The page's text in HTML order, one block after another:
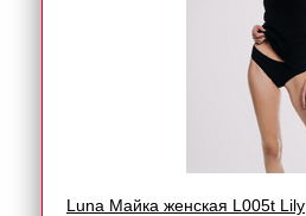
Luna Майка женская L005t Lily